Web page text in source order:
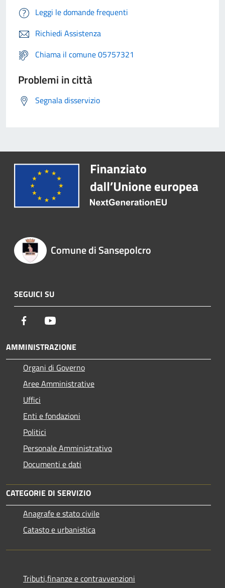
Leggi le domande frequenti
Richiedi Assistenza
Chiama il comune 05757321
Problemi in città
Segnala disservizio
Comune di Sansepolcro
SEGUICI SU
Facebook
AMMINISTRAZIONE
Organi di Governo
Aree Amministrative
Uffici
Enti e fondazioni
Politici
Personale Amministrativo
Documenti e dati
CATEGORIE DI SERVIZIO
Anagrafe e stato civile
Catasto e urbanistica
Tributi,finanze e contravvenzioni